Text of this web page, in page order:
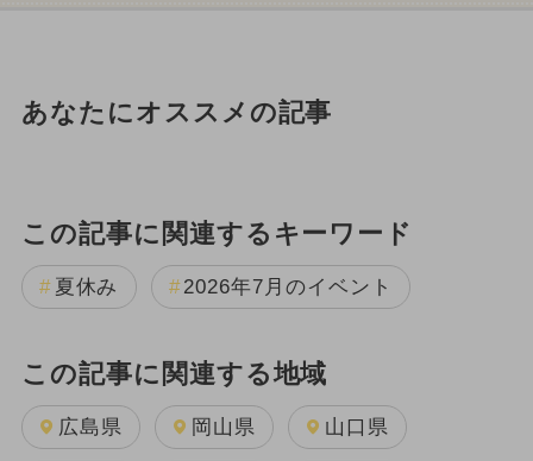
あなたにオススメの記事
この記事に関連するキーワード
夏休み 2026年7月のイベント
この記事に関連する地域
広島県 岡山県 山口県